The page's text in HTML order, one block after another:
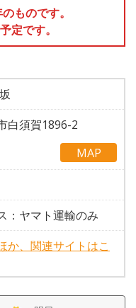
ものです。
定です。
白須賀1896-2
MAP
：ヤマト運輸のみ
か、関連サイトはこ